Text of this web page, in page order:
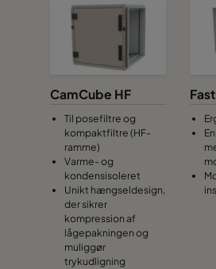
CamCube HF
Til posefiltre og
kompaktfiltre (HF-
ramme)
Varme- og
kondensisoleret
Unikt hængseldesign,
der sikrer
kompression af
lågepakningen og
muliggør
trykudligning